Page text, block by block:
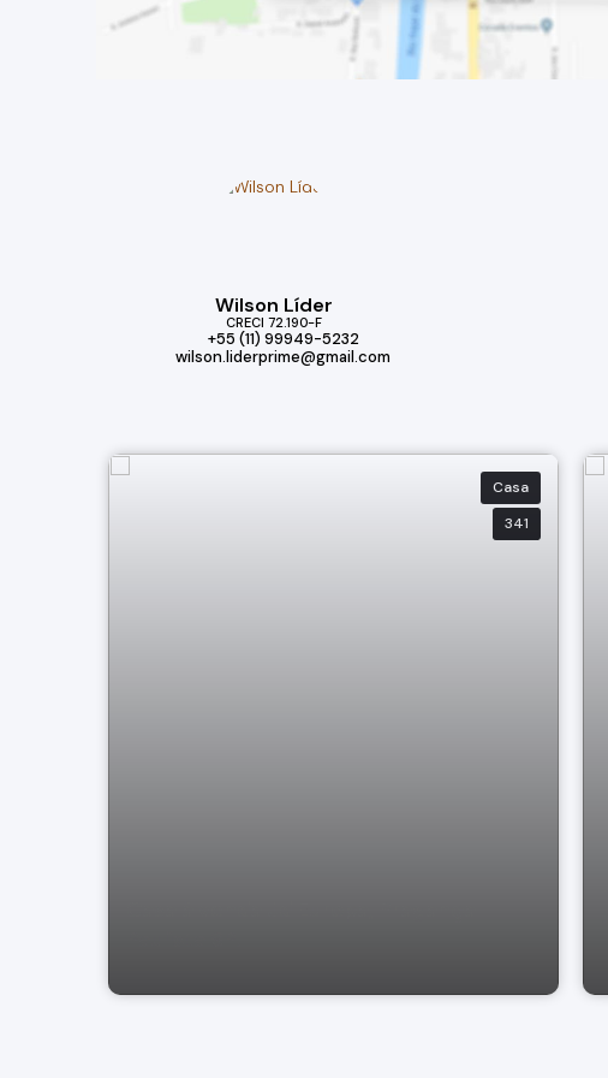
Wilson Líder
CRECI 72.190-F
+55 (11) 99949-5232
wilson.liderprime@gmail.com
Casa
341